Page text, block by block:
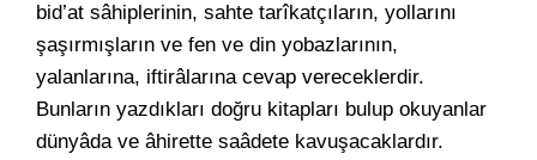
bid’at sâhiplerinin, sahte tarîkatçıların, yollarını
şaşırmışların ve fen ve din yobazlarının,
yalanlarına, iftirâlarına cevap vereceklerdir.
Bunların yazdıkları doğru kitapları bulup okuyanlar
dünyâda ve âhirette saâdete kavuşacaklardır.